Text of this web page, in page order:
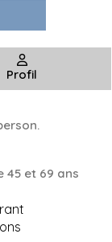
Profil
45 et 69 ans